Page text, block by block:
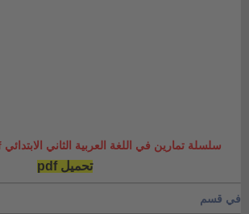
سلسلة تمارين في اللغة العربية الثاني الابتدائي pdf لجميع الوحدات:
تحميل pdf
في قسم